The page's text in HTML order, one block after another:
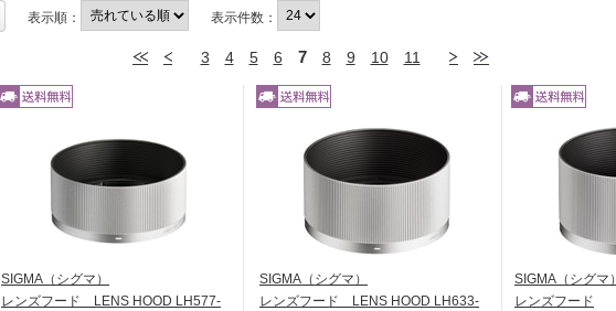
表示順： 表示件数：
3 4 5 6 7 8 9 10 11
SIGMA（シグマ）
レンズフード LENS HOOD LH577-
SIGMA（シグマ）
レンズフード LENS HOOD LH633-
SIGMA（シグマ）
レンズフード